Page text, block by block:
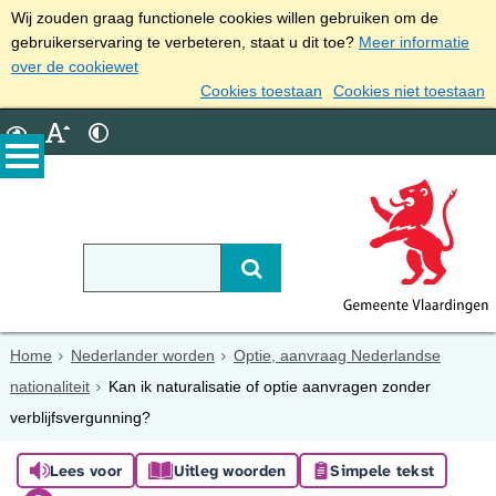
Wij zouden graag functionele cookies willen gebruiken om de
gebruikerservaring te verbeteren, staat u dit toe? Meer informatie
over de cookiewet
Cookies toestaan
Cookies niet toestaan
Home Nederlander worden
Optie, aanvraag Nederlandse
nationaliteit
Kan ik naturalisatie of optie aanvragen zonder
verblijfsvergunning?
Lees voor Uitleg woorden Simpele tekst